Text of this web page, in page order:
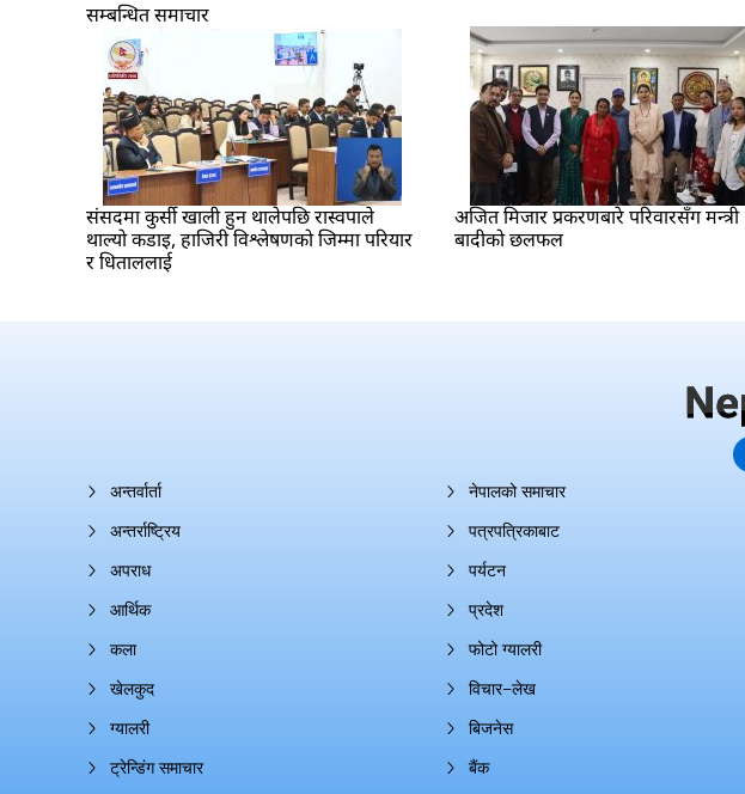
सम्बन्धित समाचार
संसदमा कुर्सी खाली हुन थालेपछि रास्वपाले
थाल्यो कडाइ, हाजिरी विश्लेषणको जिम्मा परियार
र धिताललाई
अजित मिजार प्रकरणबारे परिवारसँग मन्त्री
बादीको छलफल
अन्तर्वार्ता
अन्तर्राष्ट्रिय
अपराध
आर्थिक
कला
खेलकुद
ग्यालरी
ट्रेन्डिंग समाचार
नेपालको समाचार
पत्रपत्रिकाबाट
पर्यटन
प्रदेश
फोटो ग्यालरी
विचार–लेख
बिजनेस
बैंक